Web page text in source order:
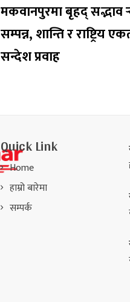
मकवानपुरमा बृहद् सद्भाव
सम्पन्न, शान्ति र राष्ट्रिय
सन्देश प्रवाह
Quick Link
Home
हाम्रो बारेमा
सम्पर्क